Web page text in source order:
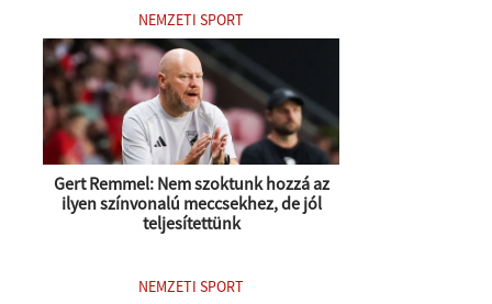
NEMZETI SPORT
Gert Remmel: Nem szoktunk hozzá az
ilyen színvonalú meccsekhez, de jól
teljesítettünk
NEMZETI SPORT